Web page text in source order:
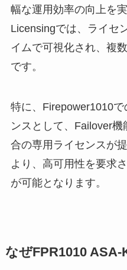
幅な運用効率の向上を
Licensingでは、ライセ
イムで可視化され、複
です。
特に、Firepower1010
ンスとして、Failover
合の専用ライセンスが
より、高可用性を要求
が可能となります。
なぜFPR1010